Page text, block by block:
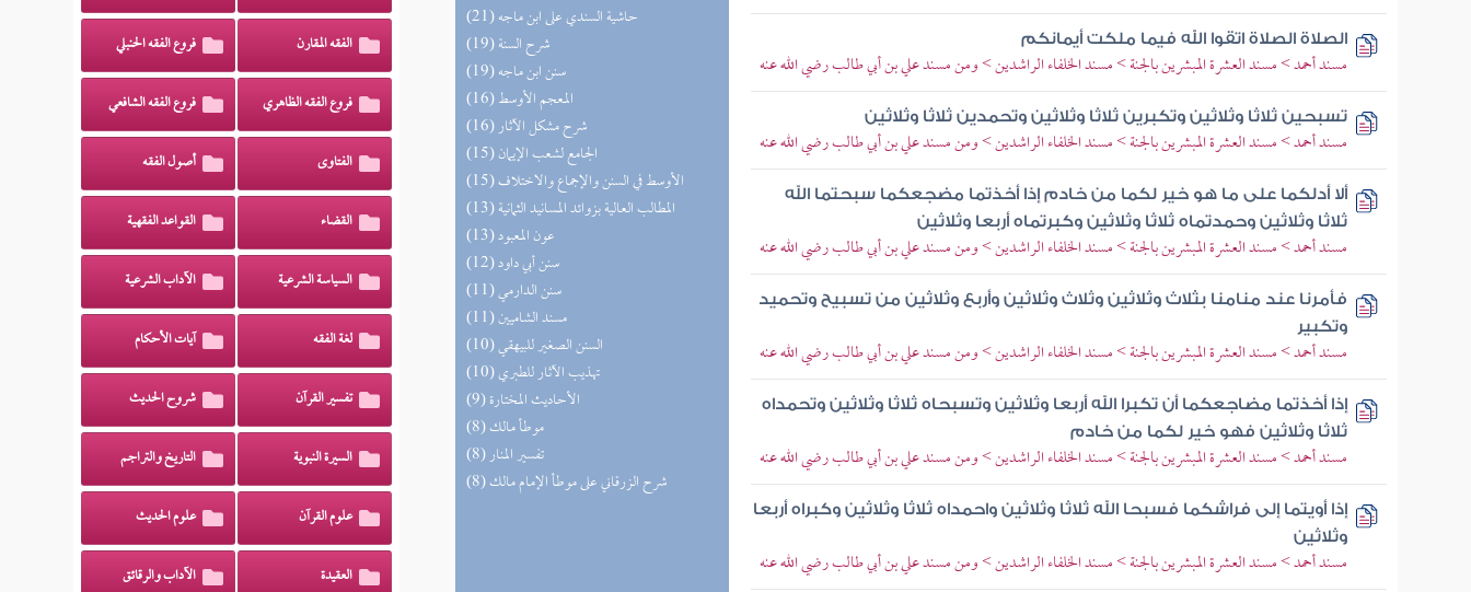
(21) حاشية السندي على ابن ماجه
(19) شرح السنة
(19) سنن ابن ماجه
(16) المعجم الأوسط
(16) شرح مشكل الآثار
(15) الجامع لشعب الإيمان
(15) الأوسط في السنن والإجماع والاختلاف
(13) المطالب العالية بزوائد المسانيد الثمانية
(13) عون المعبود
(12) سنن أبي داود
(11) سنن الدارمي
(11) مسند الشاميين
(10) السنن الصغير للبيهقي
(10) تهذيب الآثار للطبري
(9) الأحاديث المختارة
(8) موطأ مالك
(8) تفسير المنار
(8) شرح الزرقاني على موطأ الإمام مالك
الصلاة الصلاة اتقوا الله فيما ملكت أيمانكم
مسند أحمد > مسند العشرة المبشرين بالجنة > مسند الخلفاء الراشدين > ومن مسند علي بن أبي طالب رضي الله عنه
تسبحين ثلاثا وثلاثين وتكبرين ثلاثا وثلاثين وتحمدين ثلاثا وثلاثين
مسند أحمد > مسند العشرة المبشرين بالجنة > مسند الخلفاء الراشدين > ومن مسند علي بن أبي طالب رضي الله عنه
ألا أدلكما على ما هو خير لكما من خادم إذا أخذتما مضجعكما سبحتما الله
ثلاثا وثلاثين وحمدتماه ثلاثا وثلاثين وكبرتماه أربعا وثلاثين
مسند أحمد > مسند العشرة المبشرين بالجنة > مسند الخلفاء الراشدين > ومن مسند علي بن أبي طالب رضي الله عنه
فأمرنا عند منامنا بثلاث وثلاثين وثلاث وثلاثين وأربع وثلاثين من تسبيح وتحميد
وتكبير
مسند أحمد > مسند العشرة المبشرين بالجنة > مسند الخلفاء الراشدين > ومن مسند علي بن أبي طالب رضي الله عنه
إذا أخذتما مضاجعكما أن تكبرا الله أربعا وثلاثين وتسبحاه ثلاثا وثلاثين وتحمداه
ثلاثا وثلاثين فهو خير لكما من خادم
مسند أحمد > مسند العشرة المبشرين بالجنة > مسند الخلفاء الراشدين > ومن مسند علي بن أبي طالب رضي الله عنه
إذا أويتما إلى فراشكما فسبحا الله ثلاثا وثلاثين واحمداه ثلاثا وثلاثين وكبراه أربعا
وثلاثين
مسند أحمد > مسند العشرة المبشرين بالجنة > مسند الخلفاء الراشدين > ومن مسند علي بن أبي طالب رضي الله عنه
الفقه المقارن فروع الفقه الحنبلي
فروع الفقه الظاهري فروع الفقه الشافعي
الفتاوى أصول الفقه
القضاء القواعد الفقهية
السياسة الشرعية الآداب الشرعية
لغة الفقه آيات الأحكام
تفسير القرآن شروح الحديث
السيرة النبوية التاريخ والتراجم
علوم القرآن علوم الحديث
العقيدة الآداب والرقائق